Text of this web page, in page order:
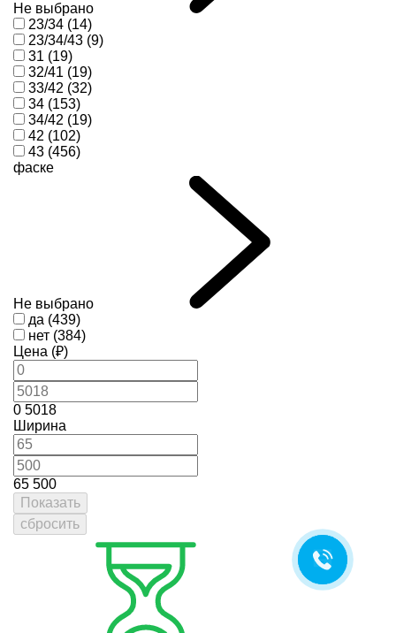
Не выбрано
23/34 (14)
23/34/43 (9)
31 (19)
32/41 (19)
33/42 (32)
34 (153)
34/42 (19)
42 (102)
43 (456)
фаске
Не выбрано
да (439)
нет (384)
Цена (₽)
0 5018
Ширина
65 500
Показать
сбросить